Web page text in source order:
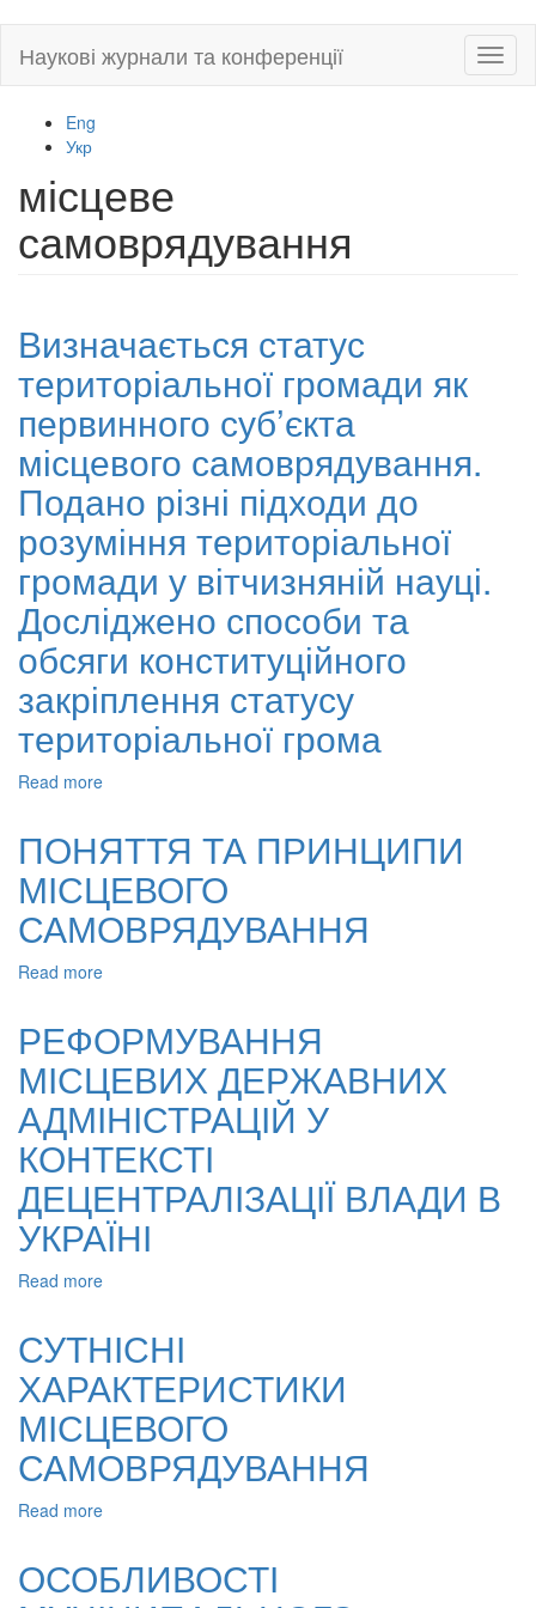
main
Наукові журнали та конференції
Eng
Укр
місцеве
самоврядування
Визначається статус
територіальної громади як
первинного суб’єкта
місцевого самоврядування.
Подано різні підходи до
розуміння територіальної
громади у вітчизняній науці.
Досліджено способи та
обсяги конституційного
закріплення статусу
територіальної грома
Read more
територіальної
громади
як
первинного
суб’єкта
різні
підходи
до
розуміння
територіальної
громади
у
вітчизняній
науці.
обсяги
конституційного
закріплення
статусу
територіальної
грома
ПОНЯТТЯ ТА ПРИНЦИПИ
МІСЦЕВОГО
САМОВРЯДУВАННЯ
Read more
ПРИНЦИПИ
МІСЦЕВОГО
САМОВРЯДУВАННЯ
РЕФОРМУВАННЯ
МІСЦЕВИХ ДЕРЖАВНИХ
АДМІНІСТРАЦІЙ У
КОНТЕКСТІ
ДЕЦЕНТРАЛІЗАЦІЇ ВЛАДИ В
УКРАЇНІ
Read more
ДЕРЖАВНИХ
АДМІНІСТРАЦІЙ
У
КОНТЕКСТІ
ДЕЦЕНТРАЛІЗАЦІЇ
ВЛАДИ
СУТНІСНІ
ХАРАКТЕРИСТИКИ
МІСЦЕВОГО
САМОВРЯДУВАННЯ
Read more
МІСЦЕВОГО
ОСОБЛИВОСТІ